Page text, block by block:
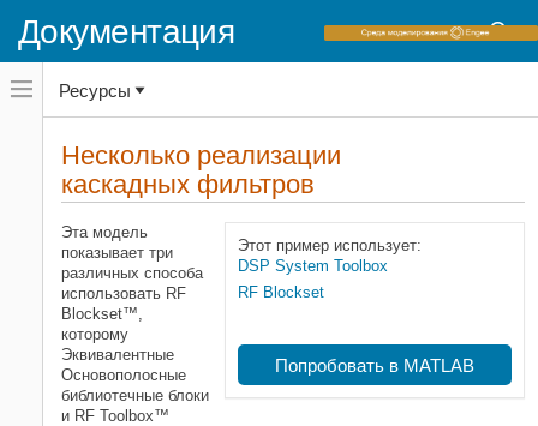
Документация
Переключатель
навигационного
меню
переключатель
навигационного
RF Blockset
Эквивалентная основополосная
симуляция
Каскадные подсистемы
RF Blockset
Эквивалентная основополосная
симуляция
Несколько реализации каскадных
фильтров
Ресурсы
Несколько реализации
каскадных фильтров
Этот пример использует:
DSP System Toolbox
RF Blockset
Попробовать в MATLAB
Эта модель
показывает три
различных способа
использовать RF
Blockset™,
которому
Эквивалентные
Основополосные
библиотечные блоки
и RF Toolbox™